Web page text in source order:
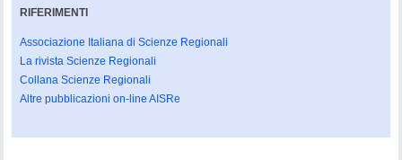
RIFERIMENTI
Associazione Italiana di Scienze Regionali
La rivista Scienze Regionali
Collana Scienze Regionali
Altre pubblicazioni on-line AISRe